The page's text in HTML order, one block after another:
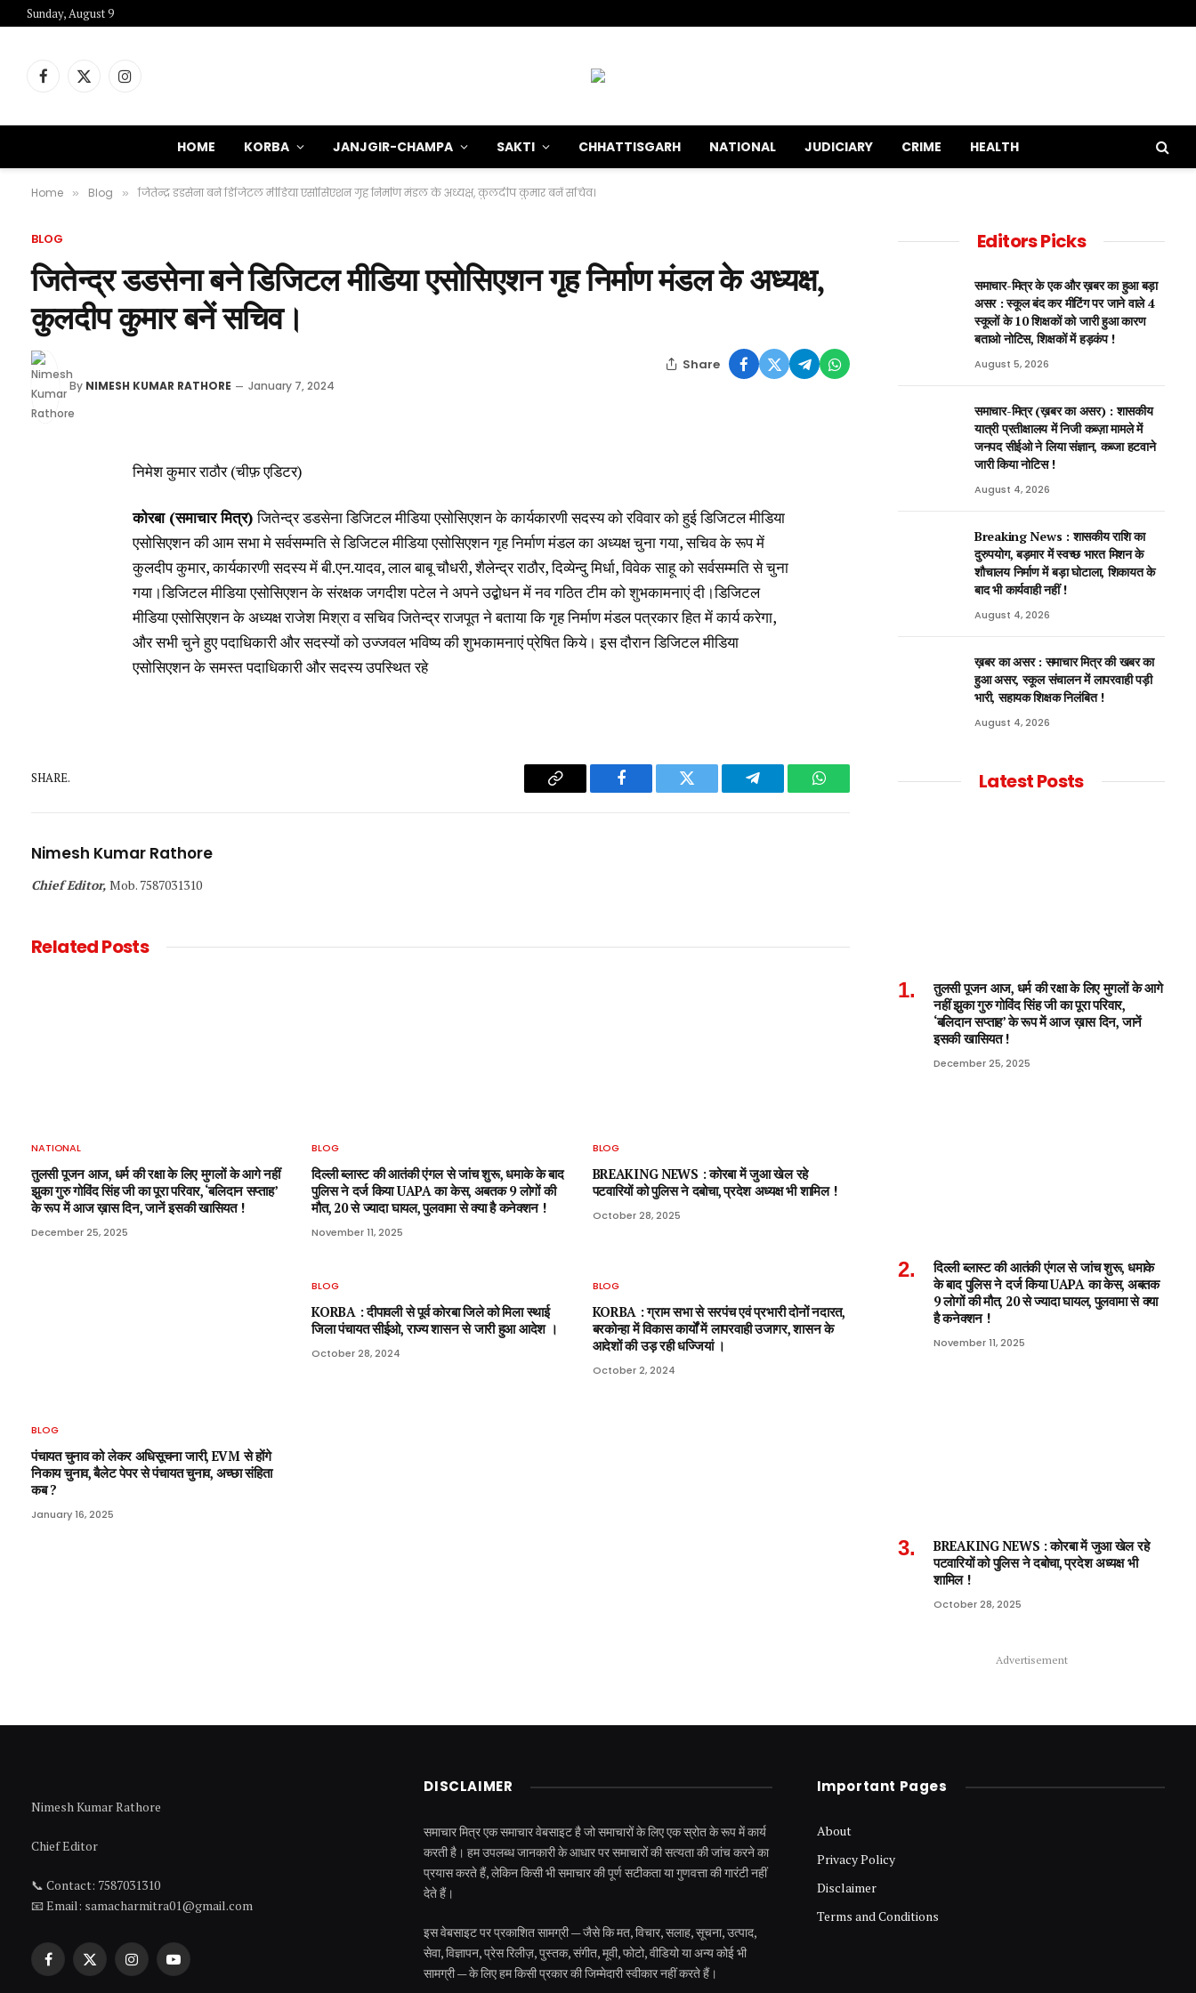
Sunday, August 9
Facebook
X
Instagram
HOME KORBA JANJGIR-CHAMPA SAKTI CHHATTISGARH NATIONAL JUDICIARY CRIME HEALTH
Home » Blog » जितेन्द्र डडसेना बने डिजिटल मीडिया एसोसिएशन गृह निर्माण मंडल के अध्यक्ष, कुलदीप कुमार बनें सचिव।
BLOG
जितेन्द्र डडसेना बने डिजिटल मीडिया एसोसिएशन गृह निर्माण मंडल के अध्यक्ष,
कुलदीप कुमार बनें सचिव।
By NIMESH KUMAR RATHORE January 7, 2024
Share
निमेश कुमार राठौर (चीफ़ एडिटर)
कोरबा (समाचार मित्र)जितेन्द्र डडसेना डिजिटल मीडिया एसोसिएशन के कार्यकारणी सदस्य को रविवार को हुई डिजिटल मीडिया
एसोसिएशन की आम सभा मे सर्वसम्मति से डिजिटल मीडिया एसोसिएशन गृह निर्माण मंडल का अध्यक्ष चुना गया, सचिव के रूप में
कुलदीप कुमार, कार्यकारणी सदस्य में बी.एन.यादव, लाल बाबू चौधरी, शैलेन्द्र राठौर, दिव्येन्दु मिर्धा, विवेक साहू को सर्वसम्मति से चुना
गया।डिजिटल मीडिया एसोसिएशन के संरक्षक जगदीश पटेल ने अपने उद्बोधन में नव गठित टीम को शुभकामनाएं दी।डिजिटल
मीडिया एसोसिएशन के अध्यक्ष राजेश मिश्रा व सचिव जितेन्द्र राजपूत ने बताया कि गृह निर्माण मंडल पत्रकार हित में कार्य करेगा,
और सभी चुने हुए पदाधिकारी और सदस्यों को उज्जवल भविष्य की शुभकामनाएं प्रेषित किये। इस दौरान डिजिटल मीडिया
एसोसिएशन के समस्त पदाधिकारी और सदस्य उपस्थित रहे
SHARE.
Copy
Facebook Twitter Telegram WhatsApp
Nimesh Kumar Rathore
Chief Editor, Mob. 7587031310
RelatedPosts
NATIONAL
तुलसी पूजन आज, धर्म की रक्षा के लिए मुगलों के आगे नहीं
झुका गुरु गोविंद सिंह जी का पूरा परिवार, ‘बलिदान सप्ताह’
के रूप में आज ख़ास दिन, जानें इसकी खासियत !
December 25, 2025
BLOG
दिल्ली ब्लास्ट की आतंकी एंगल से जांच शुरू, धमाके के बाद
पुलिस ने दर्ज किया UAPA का केस, अबतक 9 लोगों की
मौत, 20 से ज्यादा घायल, पुलवामा से क्या है कनेक्शन !
November 11, 2025
BLOG
BREAKING NEWS : कोरबा में जुआ खेल रहे
पटवारियों को पुलिस ने दबोचा, प्रदेश अध्यक्ष भी शामिल !
October 28, 2025
BLOG
पंचायत चुनाव को लेकर अधिसूचना जारी, EVM से होंगे
निकाय चुनाव, बैलेट पेपर से पंचायत चुनाव, अच्छा संहिता
कब ?
January 16, 2025
BLOG
KORBA : दीपावली से पूर्व कोरबा जिले को मिला स्थाई
जिला पंचायत सीईओ, राज्य शासन से जारी हुआ आदेश ।
October 28, 2024
BLOG
KORBA : ग्राम सभा से सरपंच एवं प्रभारी दोनों नदारत,
बरकोन्हा में विकास कार्यों में लापरवाही उजागर, शासन के
आदेशों की उड़ रही धज्जियां ।
October 2, 2024
Editors Picks
समाचार-मित्र के एक और ख़बर का हुआ बड़ा
असर : स्कूल बंद कर मीटिंग पर जाने वाले 4
स्कूलों के 10 शिक्षकों को जारी हुआ कारण
बताओ नोटिस, शिक्षकों में हड़कंप !
August 5, 2026
समाचार-मित्र (ख़बर का असर) : शासकीय
यात्री प्रतीक्षालय में निजी कब्ज़ा मामले में
जनपद सीईओ ने लिया संज्ञान, कब्जा हटवाने
जारी किया नोटिस !
August 4, 2026
Breaking News : शासकीय राशि का
दुरुपयोग, बड़मार में स्वच्छ भारत मिशन के
शौचालय निर्माण में बड़ा घोटाला, शिकायत के
बाद भी कार्यवाही नहीं !
August 4, 2026
ख़बर का असर : समाचार मित्र की खबर का
हुआ असर, स्कूल संचालन में लापरवाही पड़ी
भारी, सहायक शिक्षक निलंबित !
August 4, 2026
Latest Posts
तुलसी पूजन आज, धर्म की रक्षा के लिए मुगलों के आगे
नहीं झुका गुरु गोविंद सिंह जी का पूरा परिवार,
‘बलिदान सप्ताह’ के रूप में आज ख़ास दिन, जानें
इसकी खासियत !
December 25, 2025
दिल्ली ब्लास्ट की आतंकी एंगल से जांच शुरू, धमाके
के बाद पुलिस ने दर्ज किया UAPA का केस, अबतक
9 लोगों की मौत, 20 से ज्यादा घायल, पुलवामा से क्या
है कनेक्शन !
November 11, 2025
BREAKING NEWS : कोरबा में जुआ खेल रहे
पटवारियों को पुलिस ने दबोचा, प्रदेश अध्यक्ष भी
शामिल !
October 28, 2025
Advertisement
Nimesh Kumar Rathore
Chief Editor
📞 Contact: 7587031310
📧 Email: samacharmitra01@gmail.com
Facebook
X
InstagramYouTube
DISCLAIMER
समाचार मित्र एक समाचार वेबसाइट है जो समाचारों के लिए एक स्रोत के रूप में कार्य
करती है। हम उपलब्ध जानकारी के आधार पर समाचारों की सत्यता की जांच करने का
प्रयास करते हैं, लेकिन किसी भी समाचार की पूर्ण सटीकता या गुणवत्ता की गारंटी नहीं
देते हैं।
इस वेबसाइट पर प्रकाशित सामग्री — जैसे कि मत, विचार, सलाह, सूचना, उत्पाद,
सेवा, विज्ञापन, प्रेस रिलीज़, पुस्तक, संगीत, मूवी, फोटो, वीडियो या अन्य कोई भी
सामग्री — के लिए हम किसी प्रकार की जिम्मेदारी स्वीकार नहीं करते हैं।
Important Pages
About
Privacy Policy
Disclaimer
Terms and Conditions